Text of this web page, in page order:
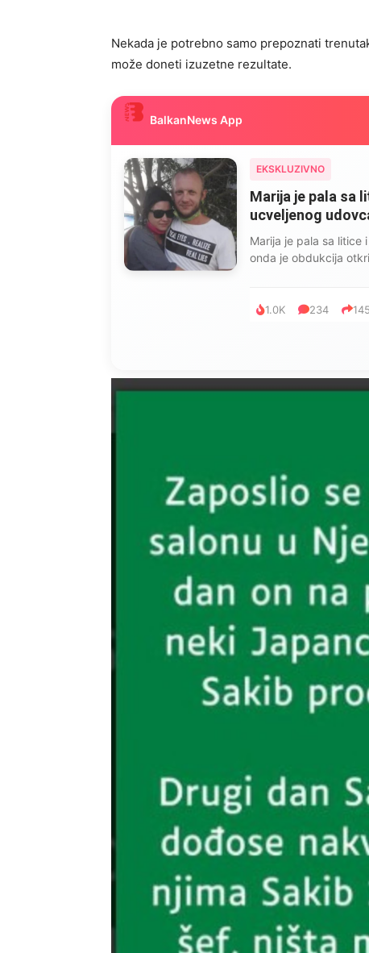
Nekada je potrebno samo prepoznati
može doneti izuzetne rezultate.
BalkanNews App
EKSKLUZIVNO
Marija je pala sa
ucveljenog
Marija je pala sa litice
onda je obdukcija
1.0K 234 145